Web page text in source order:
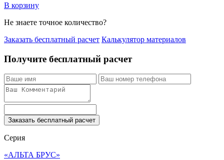
В корзину
Не знаете точное количество?
Заказать бесплатный расчет Калькулятор материалов
Получите бесплатный расчет
Заказать бесплатный расчет
Серия
«АЛЬТА БРУС»